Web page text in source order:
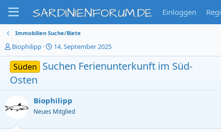
SARDINIENFORUM.DE Einloggen
Immobilien Suche/Biete
T
h
e
m
e
t
r
Biophilipp
S
t
a
r
a
t
m
14. September 2025
Süden Suchen Ferienunterkunft im Süd-
Osten
Biophilipp
Neues Mitglied